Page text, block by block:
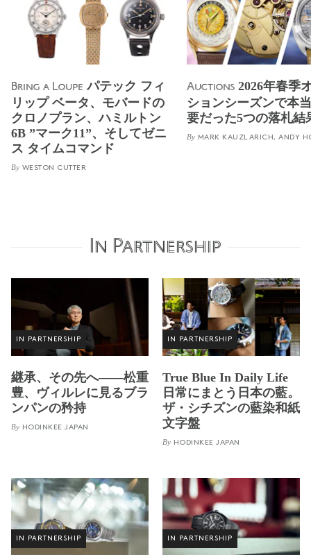
Bring a Loupe パテック フィ
リップ ベータ、モバードの
クロノプラン、ハミルトン
6B ”マーク11”、そしてゼニ
ス タイムコマンド
By WESTON CUTTER
Auctions 2026年春季
ションシーズンで本
要だった5つの落札結
By MARK KAUZLARICH, ANDY
In Partnership
IN PARTNERSHIP
継承、その先へ——松重
豊、ヴィルレに見るブラ
ンパンの矜持
By HODINKEE JAPAN
IN PARTNERSHIP
True Blue In Daily Life
日常にまとう日本の藍。
ザ・シチズンの藍染和紙
文字盤
By HODINKEE JAPAN
IN PARTNERSHIP IN PARTNERSHIP